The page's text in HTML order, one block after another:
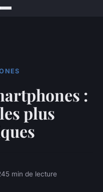
:
plus
5 min de lecture